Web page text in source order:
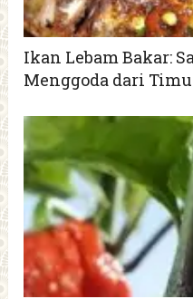
Ikan Lebam Bakar:
Menggoda dari